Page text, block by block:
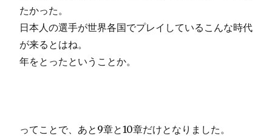
たかった。
日本人の選手が世界各国でプレイしているこんな時代
が来るとはね。
年をとったということか。
ってことで、あと9章と10章だけとなりました。